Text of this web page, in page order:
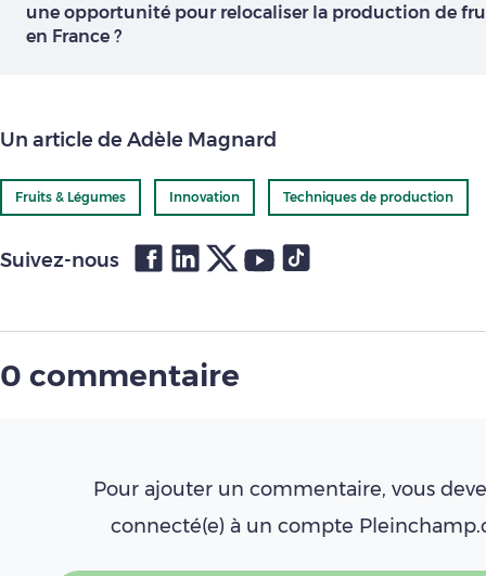
une opportunité pour relocaliser la production de
en France ?
Un article de Adèle Magnard
Fruits & Légumes Innovation Techniques de production
Suivez-nous
0 commentaire
Pour ajouter un commentaire, vous
connecté(e) à un compte